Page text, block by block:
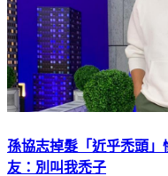
孫協志掉髮「近乎禿頭
友：別叫我禿子